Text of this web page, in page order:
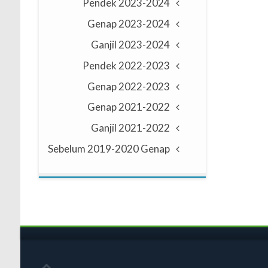
2023-2024 Pendek
2023-2024 Genap
2023-2024 Ganjil
2022-2023 Pendek
2022-2023 Genap
2021-2022 Genap
2021-2022 Ganjil
Sebelum 2019-2020 Genap